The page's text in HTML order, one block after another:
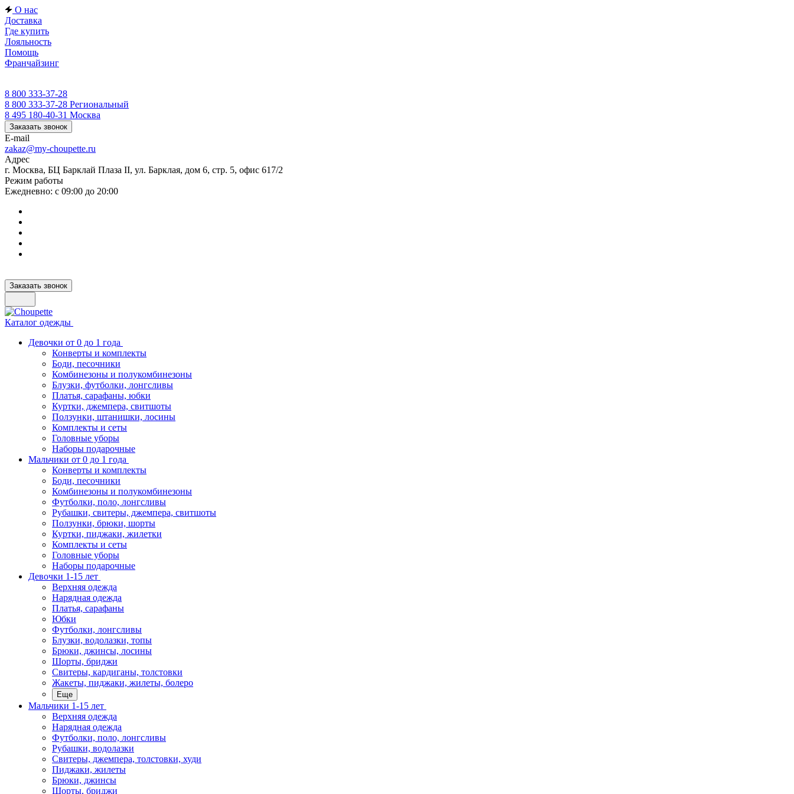
О нас
Доставка
Где купить
Лояльность
Помощь
Франчайзинг
8 800 333-37-28
8 800 333-37-28 Региональный
8 495 180-40-31 Москва
Заказать звонок
E-mail
zakaz@my-choupette.ru
Адрес
г. Москва, БЦ Барклай Плаза II, ул. Барклая, дом 6, стр. 5, офис 617/2
Режим работы
Ежедневно: с 09:00 до 20:00
Заказать звонок
Каталог одежды
Девочки от 0 до 1 года
Конверты и комплекты
Боди, песочники
Комбинезоны и полукомбинезоны
Блузки, футболки, лонгсливы
Платья, сарафаны, юбки
Куртки, джемпера, свитшоты
Ползунки, штанишки, лосины
Комплекты и сеты
Головные уборы
Наборы подарочные
Мальчики от 0 до 1 года
Конверты и комплекты
Боди, песочники
Комбинезоны и полукомбинезоны
Футболки, поло, лонгсливы
Рубашки, свитеры, джемпера, свитшоты
Ползунки, брюки, шорты
Куртки, пиджаки, жилетки
Комплекты и сеты
Головные уборы
Наборы подарочные
Девочки 1-15 лет
Верхняя одежда
Нарядная одежда
Платья, сарафаны
Юбки
Футболки, лонгсливы
Блузки, водолазки, топы
Брюки, джинсы, лосины
Шорты, бриджи
Свитеры, кардиганы, толстовки
Жакеты, пиджаки, жилеты, болеро
Еще
Мальчики 1-15 лет
Верхняя одежда
Нарядная одежда
Футболки, поло, лонгсливы
Рубашки, водолазки
Свитеры, джемпера, толстовки, худи
Пиджаки, жилеты
Брюки, джинсы
Шорты, бриджи